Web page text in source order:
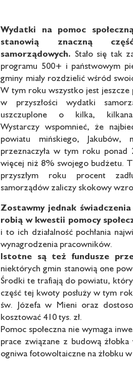
Wydatki na pomoc
stanowią znaczną
samorządowych. Stało się tak
programu 500+ i państwowym
gminy miały rozdzielić wśród
W tym roku wszystko jest jeszcze
w przyszłości wydatki
uszczuplone o kilka,
Wystarczy wspomnieć, że
powiatu mińskiego, Jakubów,
przeznaczyła w tym roku ponad
więcej niż 8% swojego budżetu.
przyszłym roku procent
samorządów zaliczy skokowy
Zostawmy jednak świadczenia
robią w kwestii pomocy
i to ich działalność pochłania
wynagrodzenia pracowników.
Istotne są też fundusze
niektórych gmin stanowią one
Środki te trafiają do powiatu,
część tej kwoty posłuży w tym
św. Józefa w Mieni oraz
kosztować 410 tys. zł.
Pomoc społeczna nie wymaga
prace związane z budową
ogniwa fotowoltaiczne na żłobku